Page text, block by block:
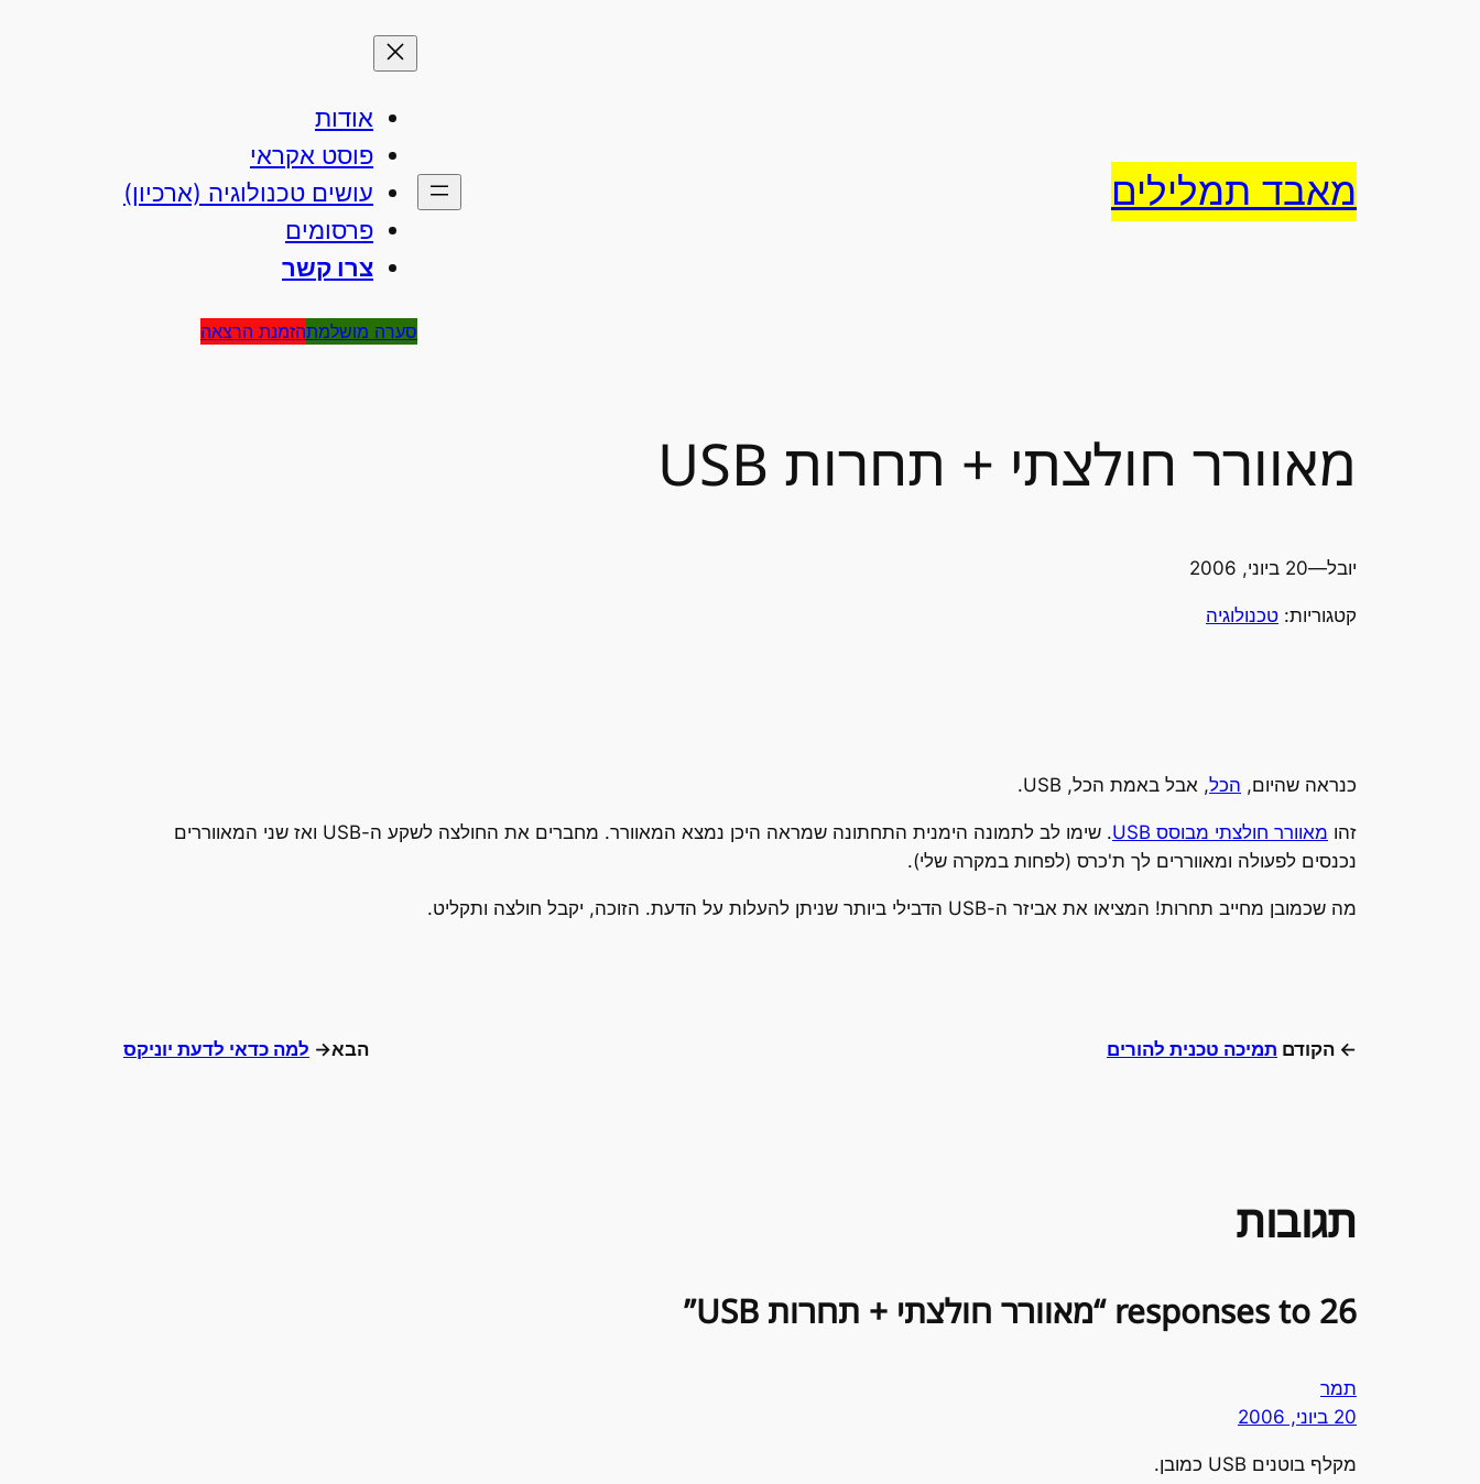
מאבד תמלילים
אודות
פוסט אקראי
עושים טכנולוגיה (ארכיון)
פרסומים
צרו קשר
סערה מושלמתהזמנת הרצאה
מאוורר חולצתי + תחרות USB
יובל—20 ביוני, 2006
קטגוריות: טכנולוגיה
כנראה שהיום, הכל, אבל באמת הכל, USB.
זהו מאוורר חולצתי מבוסס USB
. שימו לב לתמונה הימנית התחתונה שמראה היכן נמצא המאוורר. מחברים את החולצה לשקע ה-USB ואז שני המאווררים
נכנסים לפעולה ומאווררים לך ת'כרס (לפחות במקרה שלי).
מה שכמובן מחייב תחרות! המציאו את אביזר ה-USB הדבילי ביותר שניתן להעלות על הדעת. הזוכה, יקבל חולצה ותקליט.
← הקודם תמיכה טכנית להורים הבא→ למה כדאי לדעת יוניקס
תגובות
26 responses to “מאוורר חולצתי + תחרות USB”
תמר
20 ביוני, 2006
מקלף בוטנים USB כמובן.